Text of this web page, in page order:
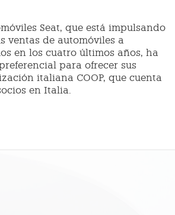
Seat, que está impulsando
ventas de automóviles a
en los cuatro últimos años, ha
para ofrecer sus
italiana COOP, que cuenta
en Italia.